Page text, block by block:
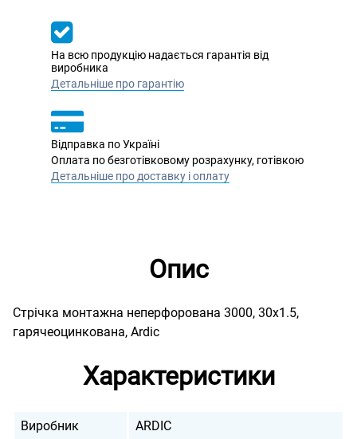
На всю продукцію надається гарантія від
виробника
Детальніше про гарантію
Відправка по Україні
Оплата по безготівковому розрахунку, готівкою
Детальніше про доставку і оплату
Опис
Стрічка монтажна неперфорована 3000, 30х1.5,
гарячеоцинкована, Ardic
Характеристики
Виробник
ARDIC